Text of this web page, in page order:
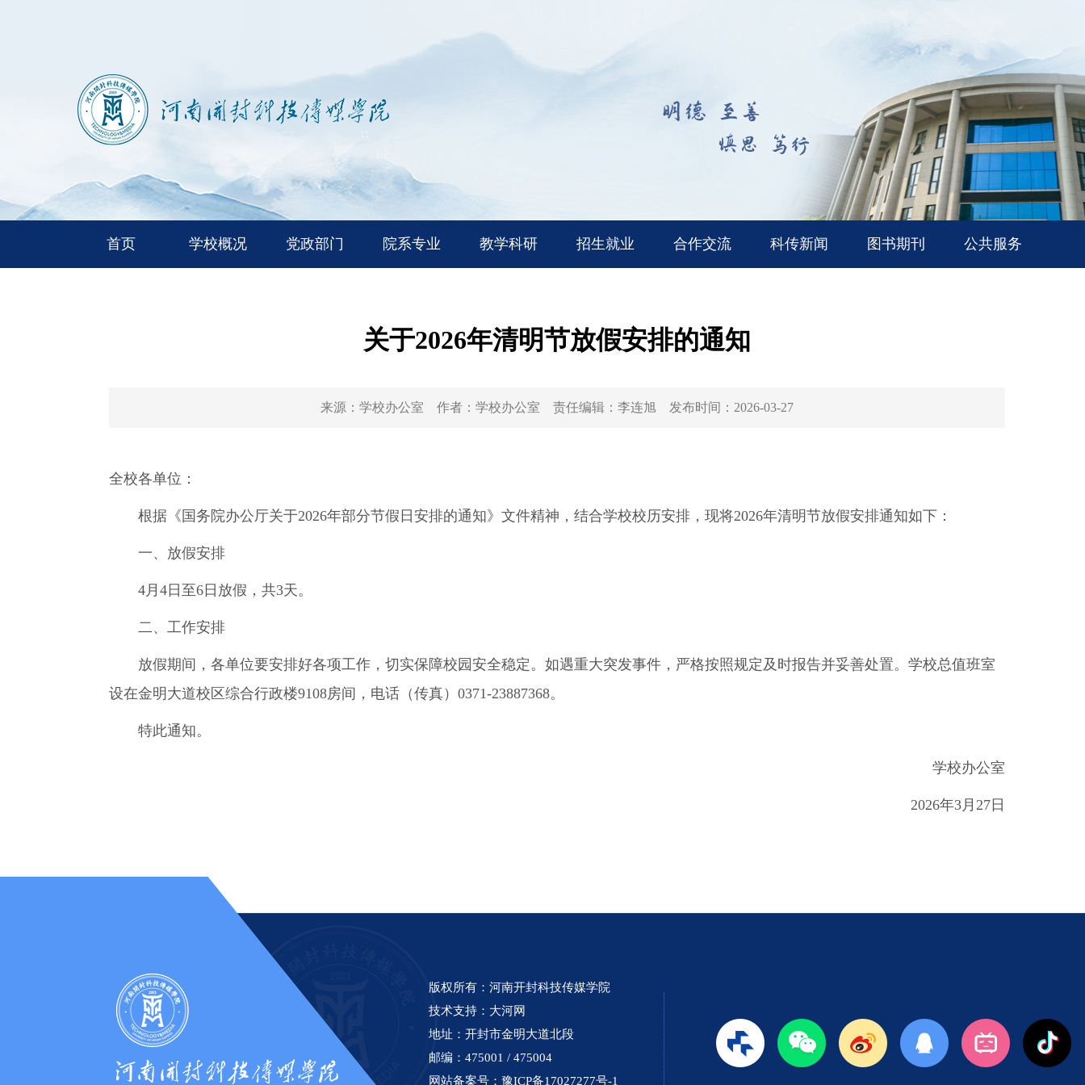
首页 学校概况 党政部门 院系专业 教学科研 招生就业 合作交流 科传新闻 图书期刊 公共服务
关于2026年清明节放假安排的通知
来源： 学校办公室 作者： 学校办公室 责任编辑： 李连旭 发布时间： 2026-03-27
全校各单位：
根据《国务院办公厅关于2026年部分节假日安排的通知》文件精神，结合学校校历安排，现将2026年清明节放假安排通知如下：
一、放假安排
4月4日至6日放假，共3天。
二、工作安排
放假期间，各单位要安排好各项工作，切实保障校园安全稳定。如遇重大突发事件，严格按照规定及时报告并妥善处置。学校总值班室
设在金明大道校区综合行政楼9108房间，电话（传真）0371-23887368。
特此通知。
学校办公室
2026年3月27日
版权所有：河南开封科技传媒学院
技术支持： 大河网
地址：开封市金明大道北段
邮编：475001 / 475004
网站备案号： 豫ICP备17027277号-1